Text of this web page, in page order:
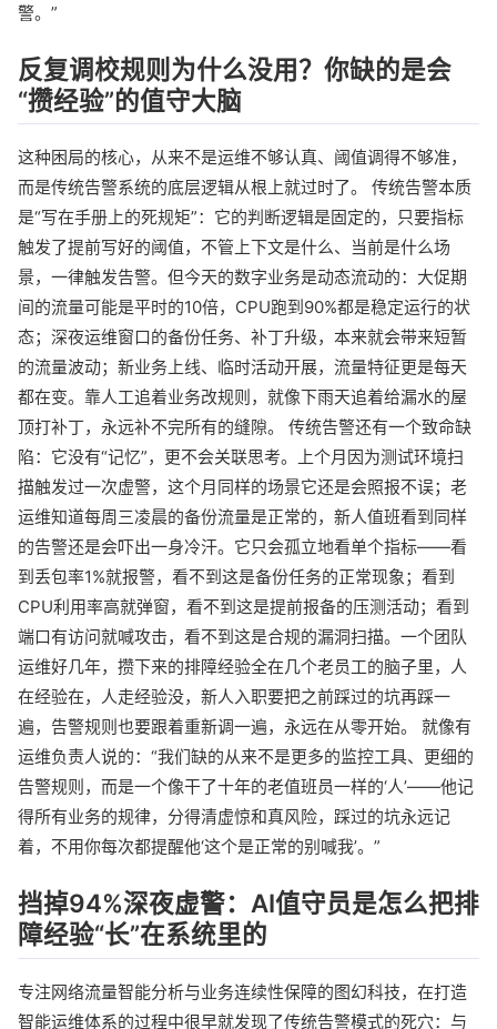
警。”
反复调校规则为什么没用？你缺的是会
“攒经验”的值守大脑
这种困局的核心，从来不是运维不够认真、阈值调得不够准，
而是传统告警系统的底层逻辑从根上就过时了。 传统告警本质
是“写在手册上的死规矩”：它的判断逻辑是固定的，只要指标
触发了提前写好的阈值，不管上下文是什么、当前是什么场
景，一律触发告警。但今天的数字业务是动态流动的：大促期
间的流量可能是平时的10倍，CPU跑到90%都是稳定运行的状
态；深夜运维窗口的备份任务、补丁升级，本来就会带来短暂
的流量波动；新业务上线、临时活动开展，流量特征更是每天
都在变。靠人工追着业务改规则，就像下雨天追着给漏水的屋
顶打补丁，永远补不完所有的缝隙。 传统告警还有一个致命缺
陷：它没有“记忆”，更不会关联思考。上个月因为测试环境扫
描触发过一次虚警，这个月同样的场景它还是会照报不误；老
运维知道每周三凌晨的备份流量是正常的，新人值班看到同样
的告警还是会吓出一身冷汗。它只会孤立地看单个指标——看
到丢包率1%就报警，看不到这是备份任务的正常现象；看到
CPU利用率高就弹窗，看不到这是提前报备的压测活动；看到
端口有访问就喊攻击，看不到这是合规的漏洞扫描。一个团队
运维好几年，攒下来的排障经验全在几个老员工的脑子里，人
在经验在，人走经验没，新人入职要把之前踩过的坑再踩一
遍，告警规则也要跟着重新调一遍，永远在从零开始。 就像有
运维负责人说的：“我们缺的从来不是更多的监控工具、更细的
告警规则，而是一个像干了十年的老值班员一样的‘人’——他记
得所有业务的规律，分得清虚惊和真风险，踩过的坑永远记
着，不用你每次都提醒他‘这个是正常的别喊我’。”
挡掉94%深夜虚警：AI值守员是怎么把排
障经验“长”在系统里的
专注网络流量智能分析与业务连续性保障的图幻科技，在打造
智能运维体系的过程中很早就发现了传统告警模式的死穴：与